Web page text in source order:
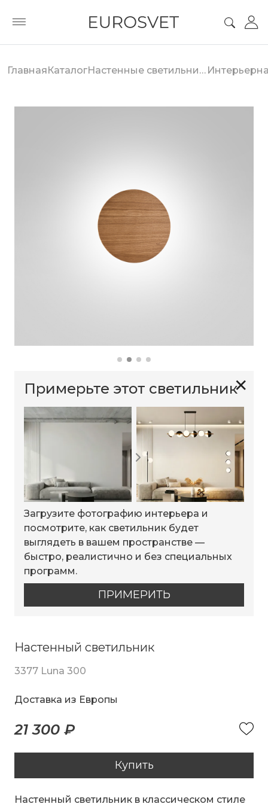
ГлавнаяКаталог Настенные светильники
✕
Примерьте этот светильник
Загрузите фотографию интерьера и
посмотрите, как светильник будет
выглядеть в вашем пространстве —
быстро, реалистично и без специальных
программ.
ПРИМЕРИТЬ
Настенный светильник
3377 Luna 300
Доставка из Европы
21 300 ₽
Купить
Настенный светильник в классическом стиле